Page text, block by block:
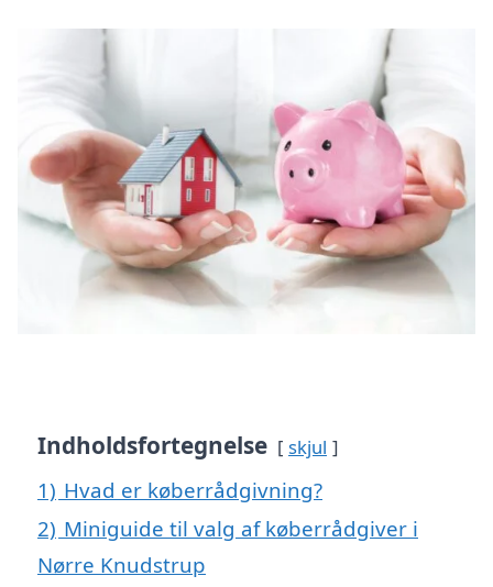
Indholdsfortegnelse skjul
1) Hvad er køberrådgivning?
2) Miniguide til valg af køberrådgiver i
Nørre Knudstrup